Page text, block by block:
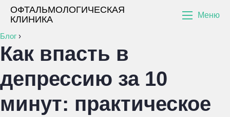
ОФТАЛЬМОЛОГИЧЕСКАЯ
КЛИНИКА
Меню
Блог ›
Как впасть в
депрессию за 10
минут: практическое